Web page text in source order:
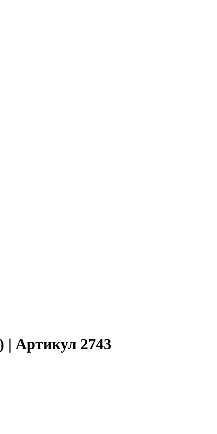
| Артикул 2743